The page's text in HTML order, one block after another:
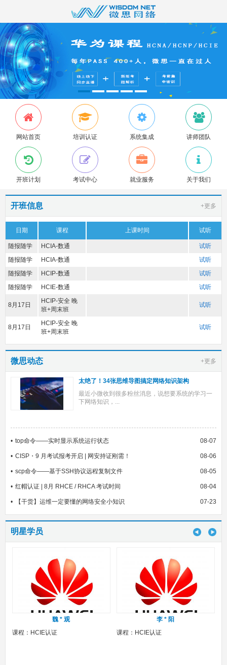
网站首页 培训认证 系统集成 讲师团队
开班计划 考试中心 就业服务 关于我们
开班信息 +更多
日期 课程 上课时间 试听
随报随学 HCIA-数通
试听
随报随学
HCIA-数通
试听
随报随学
HCIP-数通
试听
随报随学
HCIE-数通 试听
8月17日
HCIP-安全 晚
班+周末班
试听
8月17日
HCIP-安全 晚
班+周末班
试听
微思动态 +更多
太绝了！34张思维导图搞定网络知识架构
最近小微收到很多粉丝消息，说想要系统的学习一
下网络知识，...
top命令——实时显示系统运行状态 08-07
CISP・9 月考试报考开启 | 网安持证刚需！ 08-06
scp命令——基于SSH协议远程复制文件 08-05
红帽认证 | 8月 RHCE / RHCA 考试时间 08-04
【干货】运维一定要懂的网络安全小知识 07-23
明星学员
魏 * 观
课程：HCIE认证
李 * 阳
课程：HCIE认证